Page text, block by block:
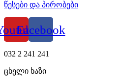
წესები და პირობები
Facebook
032 2 241 241
ცხელი ხაზი